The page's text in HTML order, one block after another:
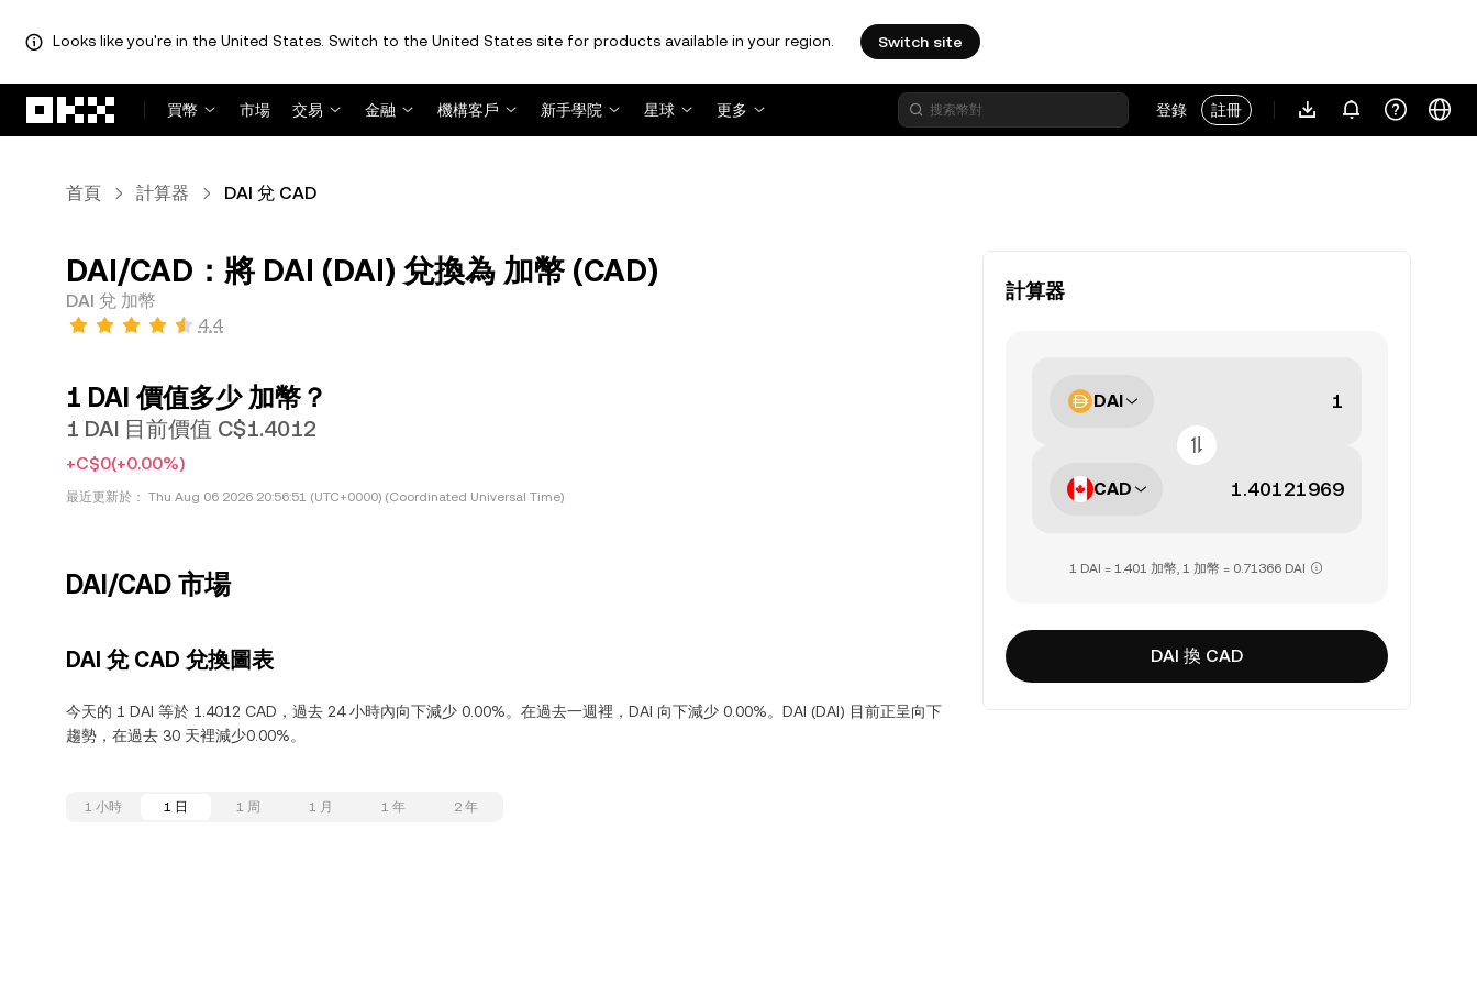
Looks like you're in the United States. Switch to the United States site for products available in your region. Switch site
買幣
市場 交易 金融 機構客戶 新手學院 星球 更多 登錄 註冊
首頁 計算器 DAI 兌 CAD
DAI/CAD：將 DAI (DAI) 兌換為 加幣 (CAD)
DAI 兌 加幣
4.4
1 DAI 價值多少 加幣？
1 DAI 目前價值 C$1.4012
+C$0(+0.00%)
最近更新於： Thu Aug 06 2026 20:56:51 (UTC+0000) (Coordinated Universal Time)
DAI/CAD 市場
DAI 兌 CAD 兌換圖表
今天的 1 DAI 等於 1.4012 CAD，過去 24 小時內向下減少 0.00%。在過去一週裡，DAI 向下減少 0.00%。DAI (DAI) 目前正呈向下
趨勢，在過去 30 天裡減少0.00%。
1 小時 1 日 1 周 1 月 1 年 2 年
計算器
DAI
CAD
1 DAI = 1.401 加幣, 1 加幣 = 0.71366 DAI
DAI 換 CAD